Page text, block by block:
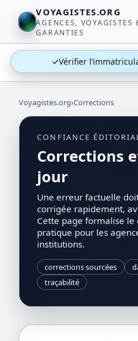
VOYAGISTES.ORG
AGENCES, VOYAGISTES
GARANTIES
✓Vérifier
Voyagistes.org›Corrections
CONFIANCE
Corrections
jour
Une erreur factuelle
corrigée rapidement,
Cette page formalise le
pratique pour les
institutions.
corrections sourcées
traçabilité